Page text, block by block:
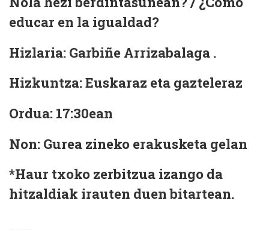
educar en la igualdad?
Hizlaria: Garbiñe Arrizabalaga .
Hizkuntza:Euskaraz eta gazteleraz
Ordua: 17:30ean
Non: Gurea zineko erakusketa gelan
*Haur txoko zerbitzua izango da
hitzaldiak irauten duen bitartean.